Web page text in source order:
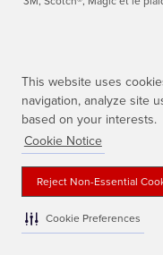
This website uses
navigation, analyze site
based on your interests.
Cookie Notice
Reject Non-Essential
Cookie Preferences